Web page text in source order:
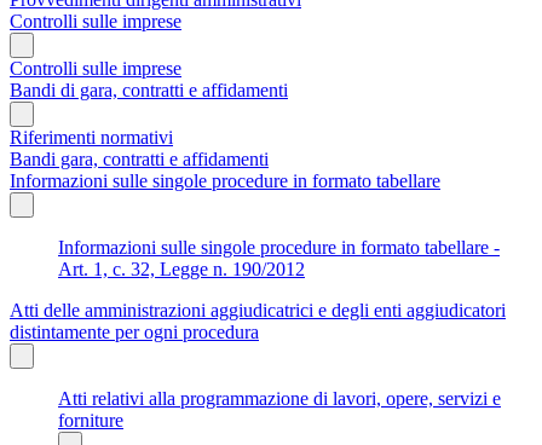
Controlli sulle imprese
Controlli sulle imprese
Bandi di gara, contratti e affidamenti
Riferimenti normativi
Bandi gara, contratti e affidamenti
Informazioni sulle singole procedure in formato tabellare
Informazioni sulle singole procedure in formato tabellare -
Art. 1, c. 32, Legge n. 190/2012
Atti delle amministrazioni aggiudicatrici e degli enti aggiudicatori
distintamente per ogni procedura
Atti relativi alla programmazione di lavori, opere, servizi e
forniture